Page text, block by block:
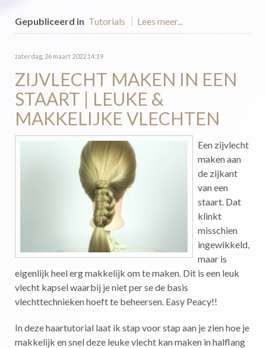
Gepubliceerd in Tutorials Lees meer...
zaterdag, 26 maart 2022 14:19
ZIJVLECHT MAKEN IN EEN
STAART | LEUKE &
MAKKELIJKE VLECHTEN
Een zijvlecht
maken aan
de zijkant
van een
staart. Dat
klinkt
misschien
ingewikkeld,
maar is
eigenlijk heel erg makkelijk om te maken. Dit is een leuk
vlecht kapsel waarbij je niet per se de basis
vlechttechnieken hoeft te beheersen. Easy Peacy!!
In deze haartutorial laat ik stap voor stap aan je zien hoe je
makkelijk en snel deze leuke vlecht kan maken in halflang